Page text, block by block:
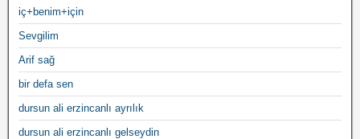
iç+benim+için
Sevgilim
Arif sağ
bir defa sen
dursun ali erzincanlı ayrılık
dursun ali erzincanlı gelseydin